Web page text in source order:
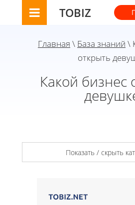
TOBIZ
Главная \ База знаний \
открыть
Какой бизнес
Показать / скрыть